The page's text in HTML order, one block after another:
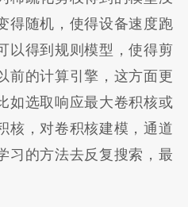
得随机，使得设备速度跑
以得到规则模型，使得剪
前的计算引擎，这方面更
如选取响应最大卷积核或
核，对卷积核建模，通道
习的方法去反复搜索，最